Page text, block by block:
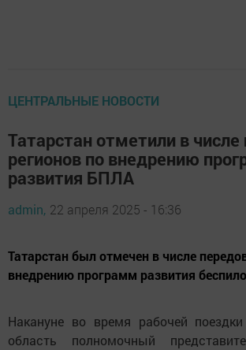
ЦЕНТРАЛЬНЫЕ НОВОСТИ
Татарстан отметили в
регионов по внедрению
развития БПЛА
admin, 22 апреля 2025 - 16:36
Татарстан был отмечен в числе
внедрению программ развития
Накануне во время рабочей
область полномочный